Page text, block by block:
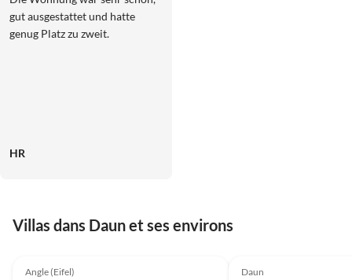
ensoleillée
gut ausgestattet und hatte
genug Platz zu zweit.
HR
Villas dans Daun et ses environs
Angle (Eifel) Daun